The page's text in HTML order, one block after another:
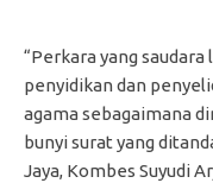
“Perkara yang
penyidikan dan
agama sebagaimana
bunyi surat yang
Jaya, Kombes Suyudi